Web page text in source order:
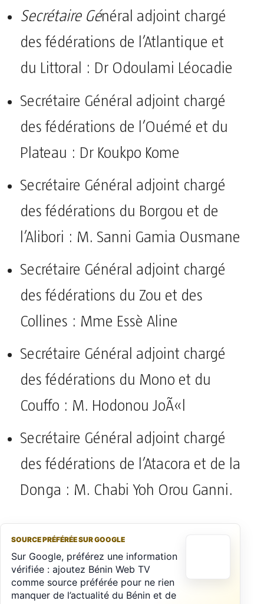
Secrétaire Général adjoint chargé
des fédérations de l’Atlantique et
du Littoral : Dr Odoulami Léocadie
Secrétaire Général adjoint chargé
des fédérations de l’Ouémé et du
Plateau : Dr Koukpo Kome
Secrétaire Général adjoint chargé
des fédérations du Borgou et de
l’Alibori : M. Sanni Gamia Ousmane
Secrétaire Général adjoint chargé
des fédérations du Zou et des
Collines : Mme Essè Aline
Secrétaire Général adjoint chargé
des fédérations du Mono et du
Couffo : M. Hodonou JoÃ«l
Secrétaire Général adjoint chargé
des fédérations de l’Atacora et de la
Donga : M. Chabi Yoh Orou Ganni.
SOURCE PRÉFÉRÉE SUR GOOGLE
Sur Google, préférez une information
vérifiée : ajoutez Bénin Web TV
comme source préférée pour ne rien
manquer de l’actualité du Bénin et de